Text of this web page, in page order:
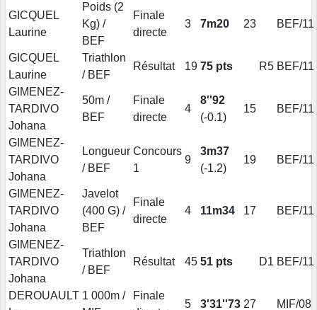
GICQUEL
Laurine
Poids (2
Kg) /
BEF
Finale
directe
3 7m20 23 BEF/11
GICQUEL
Laurine
Triathlon
/ BEF
Résultat 19 75 pts R5 BEF/11
GIMENEZ-
TARDIVO
Johana
50m /
BEF
Finale
directe
4
8''92
(-0.1)
15 BEF/11
GIMENEZ-
TARDIVO
Johana
Longueur
/ BEF
Concours
1
9
3m37
(-1.2)
19 BEF/11
GIMENEZ-
TARDIVO
Johana
Javelot
(400 G) /
BEF
Finale
directe
4 11m34 17 BEF/11
GIMENEZ-
TARDIVO
Johana
Triathlon
/ BEF
Résultat 45 51 pts D1 BEF/11
DEROUAULT 1 000m /
Finale
5 3'31''73 27 MIF/08